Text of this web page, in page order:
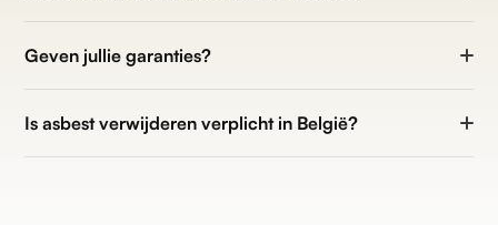
Geven jullie garanties?
Is asbest verwijderen verplicht in België?